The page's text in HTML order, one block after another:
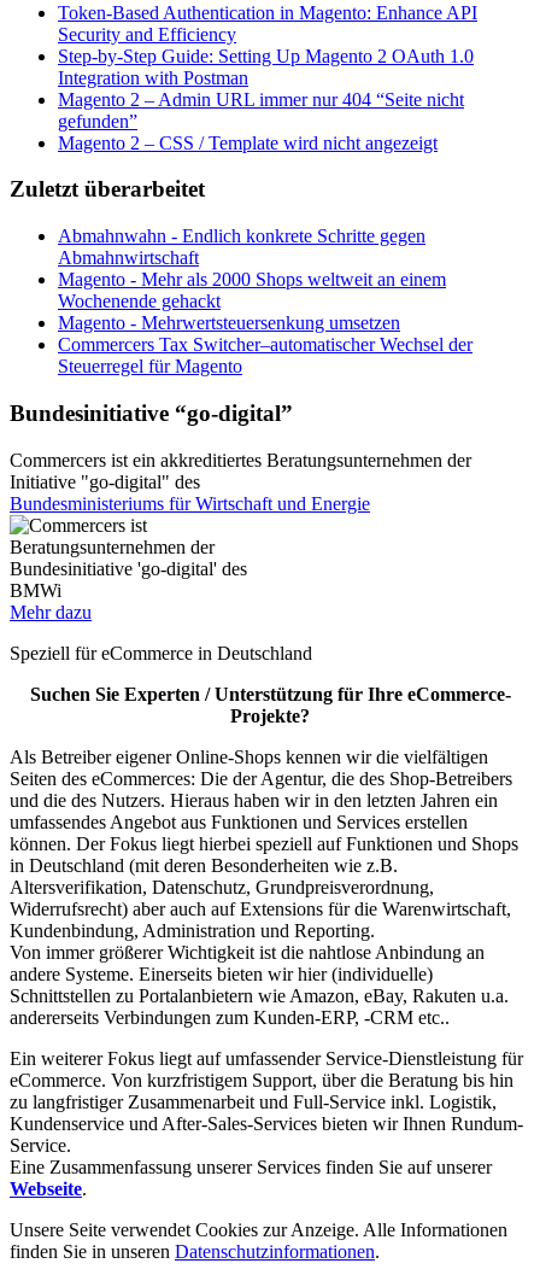
Token-Based Authentication in Magento: Enhance API
Security and Efficiency
Step-by-Step Guide: Setting Up Magento 2 OAuth 1.0
Integration with Postman
Magento 2 – Admin URL immer nur 404 “Seite nicht
gefunden”
Magento 2 – CSS / Template wird nicht angezeigt
Zuletzt überarbeitet
Abmahnwahn - Endlich konkrete Schritte gegen
Abmahnwirtschaft
Magento - Mehr als 2000 Shops weltweit an einem
Wochenende gehackt
Magento - Mehrwertsteuersenkung umsetzen
Commercers Tax Switcher–automatischer Wechsel der
Steuerregel für Magento
Bundesinitiative “go-digital”
Commercers ist ein akkreditiertes Beratungsunternehmen der
Initiative "go-digital" des
Bundesministeriums für Wirtschaft und Energie
Mehr dazu
Speziell für eCommerce in Deutschland
Suchen Sie Experten / Unterstützung für Ihre eCommerce-
Projekte?
Als Betreiber eigener Online-Shops kennen wir die vielfältigen
Seiten des eCommerces: Die der Agentur, die des Shop-Betreibers
und die des Nutzers. Hieraus haben wir in den letzten Jahren ein
umfassendes Angebot aus Funktionen und Services erstellen
können. Der Fokus liegt hierbei speziell auf Funktionen und Shops
in Deutschland (mit deren Besonderheiten wie z.B.
Altersverifikation, Datenschutz, Grundpreisverordnung,
Widerrufsrecht) aber auch auf Extensions für die Warenwirtschaft,
Kundenbindung, Administration und Reporting.
Von immer größerer Wichtigkeit ist die nahtlose Anbindung an
andere Systeme. Einerseits bieten wir hier (individuelle)
Schnittstellen zu Portalanbietern wie Amazon, eBay, Rakuten u.a.
andererseits Verbindungen zum Kunden-ERP, -CRM etc..
Ein weiterer Fokus liegt auf umfassender Service-Dienstleistung für
eCommerce. Von kurzfristigem Support, über die Beratung bis hin
zu langfristiger Zusammenarbeit und Full-Service inkl. Logistik,
Kundenservice und After-Sales-Services bieten wir Ihnen Rundum-
Service.
Eine Zusammenfassung unserer Services finden Sie auf unserer
Webseite.
Unsere Seite verwendet Cookies zur Anzeige. Alle Informationen
finden Sie in unseren Datenschutzinformationen.